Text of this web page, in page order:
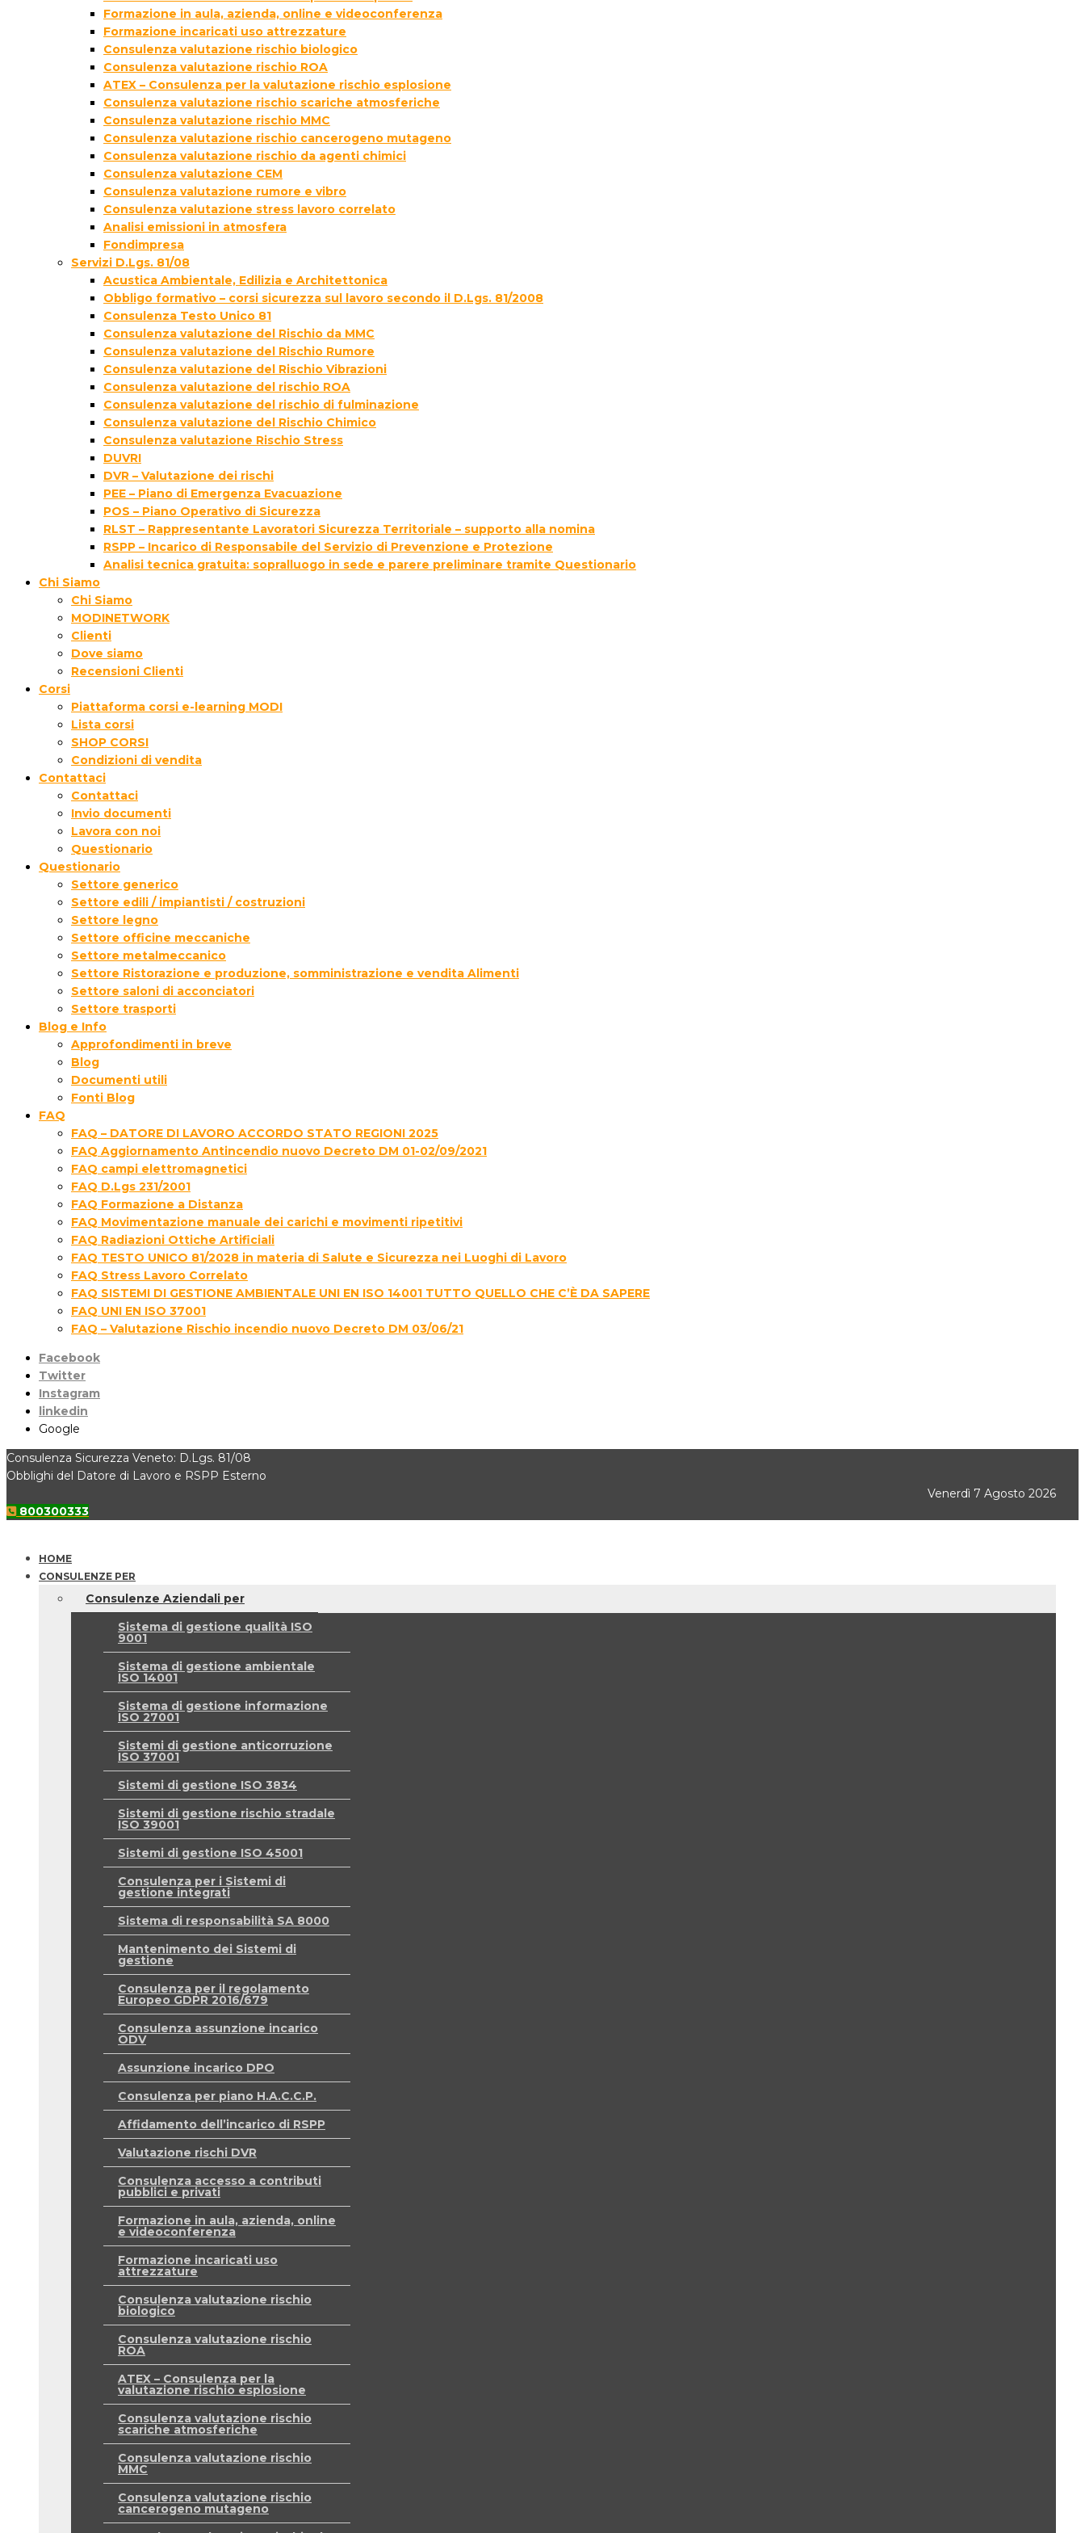
Formazione in aula, azienda, online e videoconferenza
Formazione incaricati uso attrezzature
Consulenza valutazione rischio biologico
Consulenza valutazione rischio ROA
ATEX – Consulenza per la valutazione rischio esplosione
Consulenza valutazione rischio scariche atmosferiche
Consulenza valutazione rischio MMC
Consulenza valutazione rischio cancerogeno mutageno
Consulenza valutazione rischio da agenti chimici
Consulenza valutazione CEM
Consulenza valutazione rumore e vibro
Consulenza valutazione stress lavoro correlato
Analisi emissioni in atmosfera
Fondimpresa
Servizi D.Lgs. 81/08
Acustica Ambientale, Edilizia e Architettonica
Obbligo formativo – corsi sicurezza sul lavoro secondo il D.Lgs. 81/2008
Consulenza Testo Unico 81
Consulenza valutazione del Rischio da MMC
Consulenza valutazione del Rischio Rumore
Consulenza valutazione del Rischio Vibrazioni
Consulenza valutazione del rischio ROA
Consulenza valutazione del rischio di fulminazione
Consulenza valutazione del Rischio Chimico
Consulenza valutazione Rischio Stress
DUVRI
DVR – Valutazione dei rischi
PEE – Piano di Emergenza Evacuazione
POS – Piano Operativo di Sicurezza
RLST – Rappresentante Lavoratori Sicurezza Territoriale – supporto alla nomina
RSPP – Incarico di Responsabile del Servizio di Prevenzione e Protezione
Analisi tecnica gratuita: sopralluogo in sede e parere preliminare tramite Questionario
Chi Siamo
Chi Siamo
MODINETWORK
Clienti
Dove siamo
Recensioni Clienti
Corsi
Piattaforma corsi e-learning MODI
Lista corsi
SHOP CORSI
Condizioni di vendita
Contattaci
Contattaci
Invio documenti
Lavora con noi
Questionario
Questionario
Settore generico
Settore edili / impiantisti / costruzioni
Settore legno
Settore officine meccaniche
Settore metalmeccanico
Settore Ristorazione e produzione, somministrazione e vendita Alimenti
Settore saloni di acconciatori
Settore trasporti
Blog e Info
Approfondimenti in breve
Blog
Documenti utili
Fonti Blog
FAQ
FAQ – DATORE DI LAVORO ACCORDO STATO REGIONI 2025
FAQ Aggiornamento Antincendio nuovo Decreto DM 01-02/09/2021
FAQ campi elettromagnetici
FAQ D.Lgs 231/2001
FAQ Formazione a Distanza
FAQ Movimentazione manuale dei carichi e movimenti ripetitivi
FAQ Radiazioni Ottiche Artificiali
FAQ TESTO UNICO 81/2028 in materia di Salute e Sicurezza nei Luoghi di Lavoro
FAQ Stress Lavoro Correlato
FAQ SISTEMI DI GESTIONE AMBIENTALE UNI EN ISO 14001 TUTTO QUELLO CHE C’È DA SAPERE
FAQ UNI EN ISO 37001
FAQ – Valutazione Rischio incendio nuovo Decreto DM 03/06/21
Facebook
Twitter
Instagram
linkedin
Google
Consulenza Sicurezza Veneto: D.Lgs. 81/08
Obblighi del Datore di Lavoro e RSPP Esterno
Venerdì 7 Agosto 2026
800300333
HOME
CONSULENZE PER
Consulenze Aziendali per
Sistema di gestione qualità ISO
9001
Sistema di gestione ambientale
ISO 14001
Sistema di gestione informazione
ISO 27001
Sistemi di gestione anticorruzione
ISO 37001
Sistemi di gestione ISO 3834
Sistemi di gestione rischio stradale
ISO 39001
Sistemi di gestione ISO 45001
Consulenza per i Sistemi di
gestione integrati
Sistema di responsabilità SA 8000
Mantenimento dei Sistemi di
gestione
Consulenza per il regolamento
Europeo GDPR 2016/679
Consulenza assunzione incarico
ODV
Assunzione incarico DPO
Consulenza per piano H.A.C.C.P.
Affidamento dell’incarico di RSPP
Valutazione rischi DVR
Consulenza accesso a contributi
pubblici e privati
Formazione in aula, azienda, online
e videoconferenza
Formazione incaricati uso
attrezzature
Consulenza valutazione rischio
biologico
Consulenza valutazione rischio
ROA
ATEX – Consulenza per la
valutazione rischio esplosione
Consulenza valutazione rischio
scariche atmosferiche
Consulenza valutazione rischio
MMC
Consulenza valutazione rischio
cancerogeno mutageno